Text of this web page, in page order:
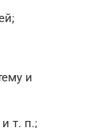
и
т. п.;